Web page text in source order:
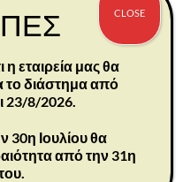
εταιρεία μας θα
το διάστημα από
23/8/2026.
30η Ιουλίου θα
από την 31η
CLOSE